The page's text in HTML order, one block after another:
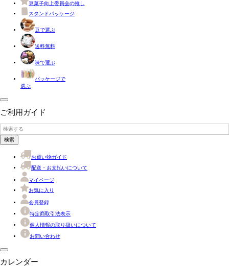
豆菓子向上委員会の推し
スタンドパッケージ
豆で選ぶ
送料無料
味で選ぶ
パッケージで
選ぶ
ご利用ガイド
検索
お買い物ガイド
配送・お支払いについて
マイページ
お気に入り
会員登録
特定商取引法表示
個人情報の取り扱いについて
お問い合わせ
カレンダー